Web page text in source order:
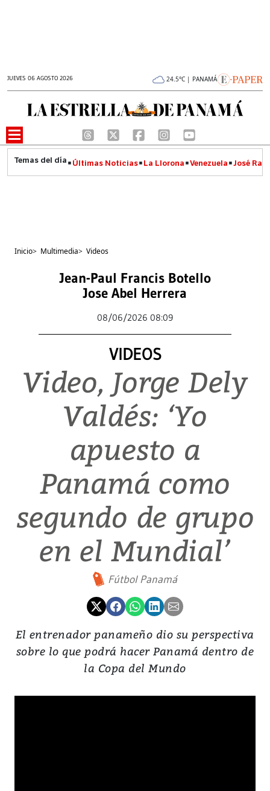
JUEVES 06 AGOSTO 2026 24.5°C | PANAMÁ
Últimas Noticias La Llorona Venezuela José
Inicio> Multimedia> Videos
Jean-Paul Francis Botello
Jose Abel Herrera
08/06/2026 08:09
VIDEOS
Video, Jorge Dely
Valdés: ‘Yo
apuesto a
Panamá como
segundo de grupo
en el Mundial’
Fútbol Panamá
El entrenador panameño dio su perspectiva
sobre lo que podrá hacer Panamá dentro de
la Copa del Mundo